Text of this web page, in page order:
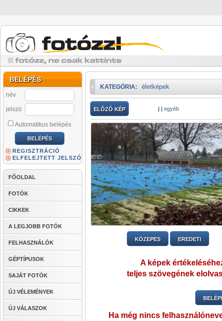
BELÉPÉS
név
jelszó
Automatikus belépés
REGISZTRÁCIÓ
ELFELEJTETT JELSZÓ
FŐOLDAL
FOTÓK
CIKKEK
A LEGJOBB FOTÓK
FELHASZNÁLÓK
GÉPTÍPUSOK
SAJÁT FOTÓK
ÚJ VÉLEMÉNYEK
ÚJ VÁLASZOK
KATEGÓRIA: életképek
ELŐZŐ KÉP | | egyéb
KÖZEPES EREDETI
A képek
teljes szövegének
Ha még nincs